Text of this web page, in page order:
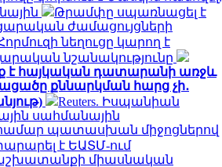
Թրամփը սպառնացել է
ժամացույցների
նեղուցը կարող է
նշանակությունը
է հայկական դատարանի առջև
քննարկման հարց չի․
Reuters. Իսպանիան
սահմանային
համար պատասխան միջոցներով
է ԵԱՏՄ-ում
աշխատանքի միասնական